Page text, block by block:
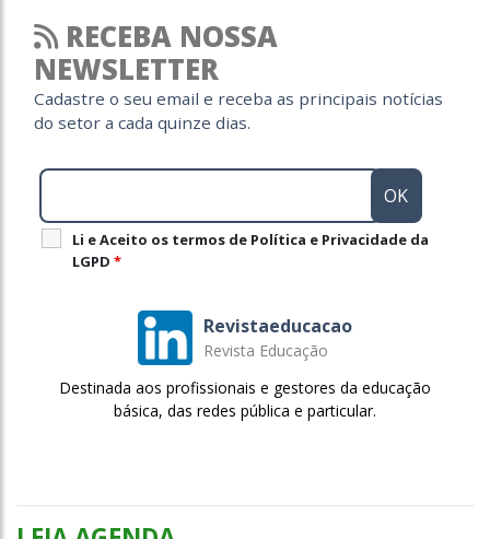
RECEBA NOSSA
NEWSLETTER
Cadastre o seu email e receba as principais notícias
do setor a cada quinze dias.
Li e Aceito os termos de Política e Privacidade da
LGPD *
Revistaeducacao
Revista Educação
Destinada aos profissionais e gestores da educação
básica, das redes pública e particular.